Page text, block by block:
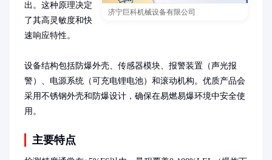
济宁巨科机械设备有限公司
出。这种原理决定
了其高灵敏度和快
速响应特性。
设备结构包括防爆外壳、传感器模块、报警装置（声光报
警）、电源系统（可充电锂电池）和滚动机构。优质产品会
采用不锈钢外壳和防爆设计，确保在易燃易爆环境中安全使
用。
主要特点